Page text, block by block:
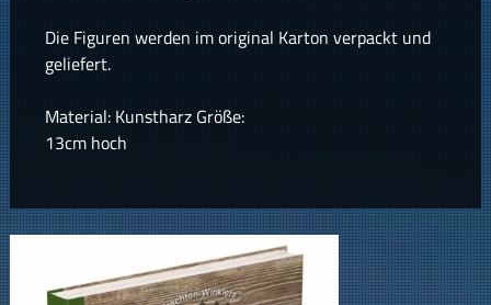
Die Figuren werden im original Karton verpackt und
geliefert.
Material: Kunstharz Größe:
13cm hoch